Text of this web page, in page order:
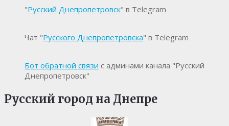
"Русский Днепропетровск" в Telegram
Чат "Русского Днепропетровска" в Telegram
Бот обратной связи с админами канала "Русский
Днепропетровск"
Русский город на Днепре